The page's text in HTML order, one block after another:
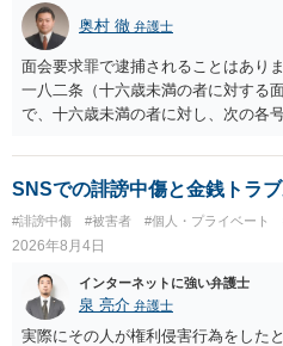
に入力したかも第三者にしられるこ
をせずに書き込んだことで（おそら
も）、相談者さんが刑事民事の責任
私見ながらご参考まで。
奥村 徹 弁護士
面会要求罪で逮捕されることはあり
一八二条（十六歳未満の者に対す
で、十六歳未満の者に対し、次の各
が生まれた日より五年以上前の日に
下の拘禁刑又は五十万円以下の罰
い又は誘惑して面会を要求するこ
反復して面会を要求すること。 三
その申込み若しくは約束をして面会
し、よってわいせつの目的で当該十
二年以下の拘禁刑又は百万円以下の
SNSでの誹謗中傷と金銭トラ
#誹謗中傷 #被害者 #個人・プライベート
2026年8月4日
インターネットに強い弁護士
泉 亮介 弁護士
実際にその人が権利侵害行為をした